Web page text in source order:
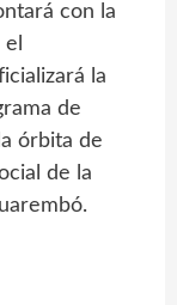
con la
la
de
órbita de
de la